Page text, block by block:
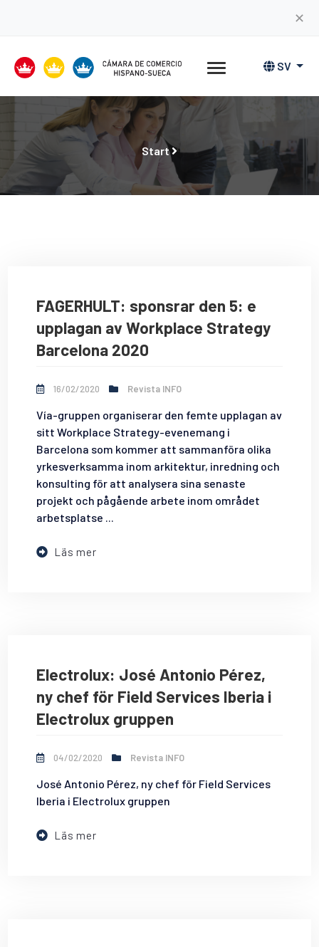
✕
SV
Start
FAGERHULT: sponsrar den 5: e
upplagan av Workplace Strategy
Barcelona 2020
16/02/2020 Revista INFO
Vía-gruppen organiserar den femte upplagan av
sitt Workplace Strategy-evenemang i
Barcelona som kommer att sammanföra olika
yrkesverksamma inom arkitektur, inredning och
konsulting för att analysera sina senaste
projekt och pågående arbete inom området
arbetsplatse ...
Läs mer
Electrolux: José Antonio Pérez,
ny chef för Field Services Iberia i
Electrolux gruppen
04/02/2020 Revista INFO
José Antonio Pérez, ny chef för Field Services
Iberia i Electrolux gruppen
Läs mer